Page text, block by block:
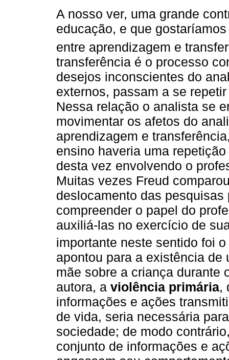
A nosso ver, uma grande
educação, e que
entre aprendizagem e
transferência é o processo
desejos inconscientes do
externos, passam a se
Nessa relação o analista se
movimentar os afetos do
aprendizagem e
ensino haveria uma
desta vez envolvendo o
Muitas vezes Freud
deslocamento das
compreender o papel do
auxiliá-las no exercício de
importante neste sentido foi
apontou para a existência
mãe sobre a criança durante
autora, a violência primária,
informações e ações
de vida, seria necessária
sociedade; de modo
conjunto de informações e